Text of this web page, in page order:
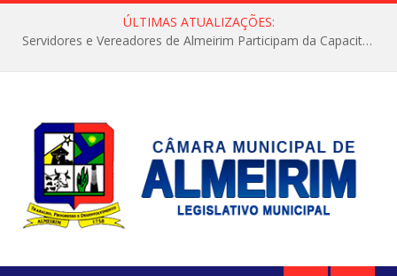
ÚLTIMAS ATUALIZAÇÕES:
Servidores e Vereadores de Almeirim Participam da Capacitação “Orientar é a Nossa Missão”